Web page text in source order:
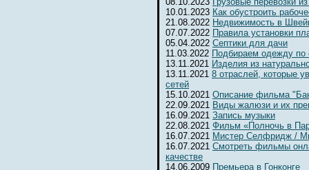
10.01.2023 Как обустроить
21.08.2022 Недвижимость в
07.07.2022 Правила установки
05.04.2022 Септики для дачи
11.03.2022 Подбираем одежду по
13.11.2021 Изделия из
13.11.2021 8 отраслей, которые
сетей
15.10.2021 Описание фильма
22.09.2021 Виды жалюзи и их
16.09.2021 Запись музыки
22.08.2021 Фильм «Полночь в
16.07.2021 Мистер Селфридж /
16.07.2021 Смотреть фильмы
качестве
14.06.2009 Премьера в Гонконге